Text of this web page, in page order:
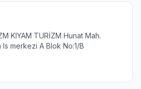
KIYAM TURİZM Hunat Mah.
merkezi A Blok No:1/B